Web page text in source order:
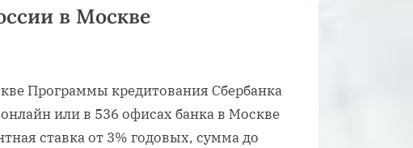
в Москве
Программы кредитования Сбербанка
или в 536 офисах банка в Москве
ставка от 3% годовых, сумма до